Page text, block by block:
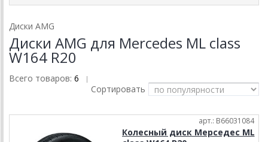
Диски AMG
Диски AMG для Mercedes ML class
W164 R20
Всего товаров: 6 |
Сортировать
арт.: B66031084
Колесный диск Мерседес ML